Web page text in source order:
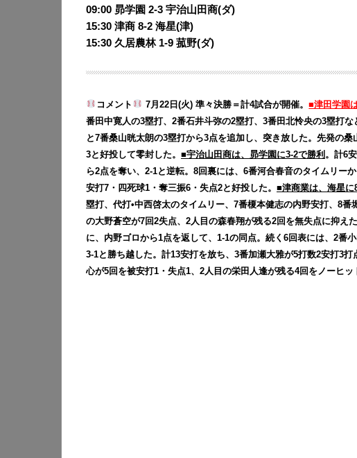
09:00 昴学園 2-3 宇治山田商(ダ)
15:30 津商 8-2 海星(津)
15:30 久居農林 1-9 菰野(ダ)
コメント 7月22日(火) 準々決勝＝計4試合が開催。■津田学園
番田中寛人の3塁打、2番石井斗弥の2塁打、3番田北怜央の3塁打
と7番桑山晄太朗の3塁打から3点を追加し、突き放した。先発の
3と好投して零封した。 ■宇治山田商は、昴学園に3-2で勝利 。計6
ら2点を奪い、2-1と逆転。8回裏には、6番河合春音のタイムリー
安打7・四死球1・奪三振6・失点2と好投した。 ■津商業は、海星に
塁打、代打•中西啓太のタイムリー、7番榎本健志の内野安打、8
の大野蒼空が7回2失点、2人目の森春翔が残る2回を無失点に抑えた
に、内野ゴロから1点を返して、1-1の同点。続く6回表には、2番
3-1と勝ち越した。計13安打を放ち、3番加瀬大雅が5打数2安打3
心が5回を被安打1・失点1、2人目の栄田人逢が残る4回をノーヒッ